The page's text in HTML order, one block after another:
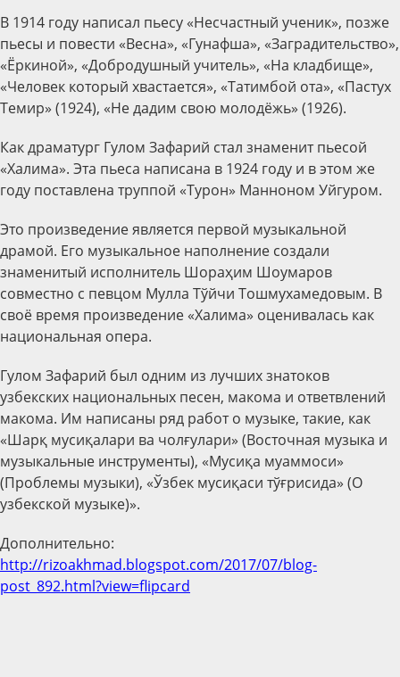
В 1914 году написал пьесу «Несчастный ученик», позже
пьесы и повести «Весна», «Гунафша», «Заградительство»,
«Ёркиной», «Добродушный учитель», «На кладбище»,
«Человек который хвастается», «Татимбой ота», «Пастух
Темир» (1924), «Не дадим свою молодёжь» (1926).
Как драматург Гулом Зафарий стал знаменит пьесой
«Халима». Эта пьеса написана в 1924 году и в этом же
году поставлена труппой «Турон» Манноном Уйгуром.
Это произведение является первой музыкальной
драмой. Его музыкальное наполнение создали
знаменитый исполнитель Шораҳим Шоумаров
совместно с певцом Мулла Тўйчи Тошмухамедовым. В
своё время произведение «Халима» оценивалась как
национальная опера.
Гулом Зафарий был одним из лучших знатоков
узбекских национальных песен, макома и ответвлений
макома. Им написаны ряд работ о музыке, такие, как
«Шарқ мусиқалари ва чолғулари» (Восточная музыка и
музыкальные инструменты), «Мусиқа муаммоси»
(Проблемы музыки), «Ўзбек мусиқаси тўғрисида» (О
узбекской музыке)».
Дополнительно:
http://rizoakhmad.blogspot.com/2017/07/blog-
post_892.html?view=flipcard